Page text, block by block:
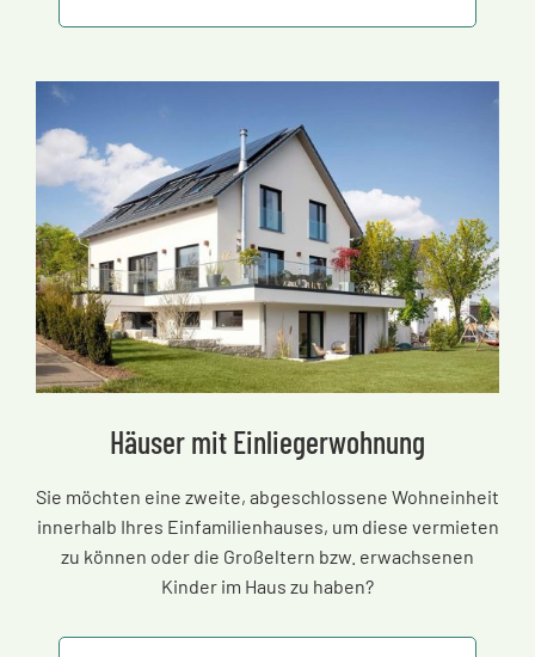
Häuser mit Einliegerwohnung
Sie möchten eine zweite, abgeschlossene Wohneinheit
innerhalb Ihres Einfamilienhauses, um diese vermieten
zu können oder die Großeltern bzw. erwachsenen
Kinder im Haus zu haben?